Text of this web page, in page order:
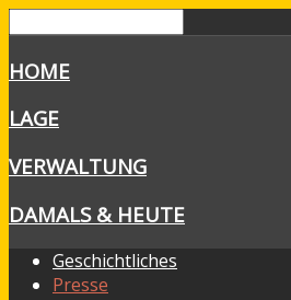
HOME
LAGE
VERWALTUNG
DAMALS & HEUTE
Geschichtliches
Presse